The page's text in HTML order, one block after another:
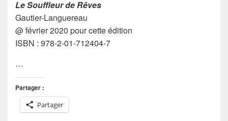
Le Souffleur de Rêves
Gautier-Languereau
@ février 2020 pour cette édition
ISBN : 978-2-01-712404-7
…
Partager :
Partager